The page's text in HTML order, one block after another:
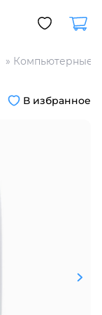
Компьютерные
В избранное